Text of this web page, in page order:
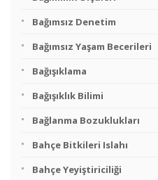
Bağımsız Denetim
Bağımsız Yaşam Becerileri
Bağışıklama
Bağışıklık Bilimi
Bağlanma Bozuklukları
Bahçe Bitkileri Islahı
Bahçe Yeyiştiriciliği